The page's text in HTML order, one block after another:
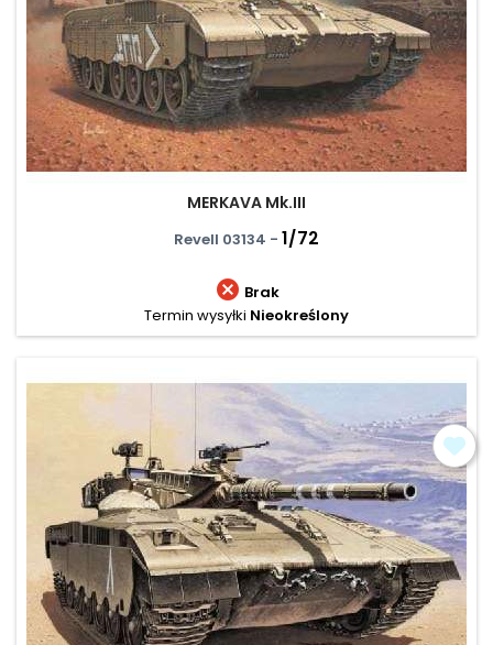
MERKAVA Mk.III
Revell 03134 - 1/72
 Brak
Termin wysyłki Nieokreślony